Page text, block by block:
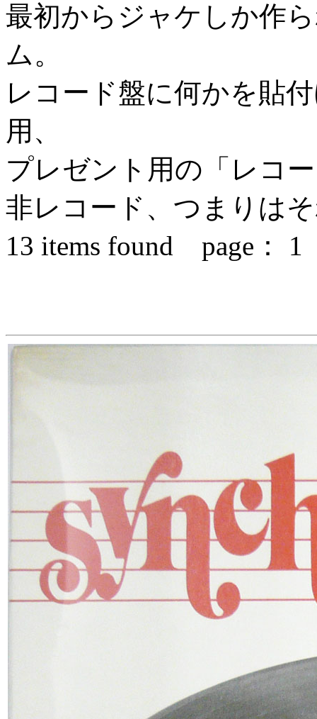
最初からジャケしか作
ム。
レコード盤に何かを貼
用、
プレゼント用の「レコ
非レコード、つまりは
13 items found page： 1